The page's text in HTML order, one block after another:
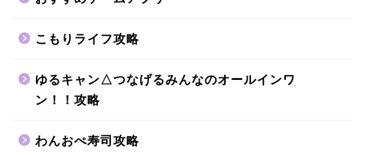
こもりライフ攻略
ゆるキャン△つなげるみんなのオールインワ
ン！！攻略
わんおぺ寿司攻略